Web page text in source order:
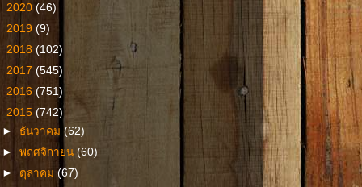
2020 (46)
2019 (9)
2018 (102)
2017 (545)
2016 (751)
2015 (742)
► ธันวาคม(62)
►พฤศจิกายน(60)
► ตุลาคม(67)